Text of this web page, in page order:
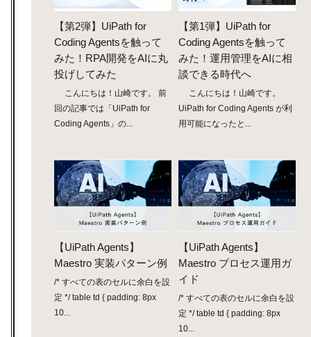
【第2弾】UiPath for
Coding Agentsを触って
みた！RPA開発をAIに丸
投げしてみた
こんにちは！山崎です。 前
回の記事では「UiPath for
Coding Agents」の...
【第1弾】UiPath for
Coding Agentsを触って
みた！運用管理をAIに相
談できる時代へ
こんにちは！山崎です。
UiPath for Coding Agents が利
用可能になったと...
【UiPath Agents】
Maestro 実装パターン例
/* すべての表のセルに余白を設
定 */ table td { padding: 8px
10...
【UiPath Agents】
Maestro プロセス運用ガ
イド
/* すべての表のセルに余白を設
定 */ table td { padding: 8px
10...